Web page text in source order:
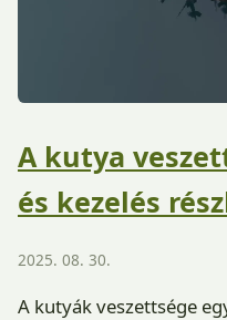
A kutya
és kezelés
2025. 08. 30.
A kutyák veszettsége